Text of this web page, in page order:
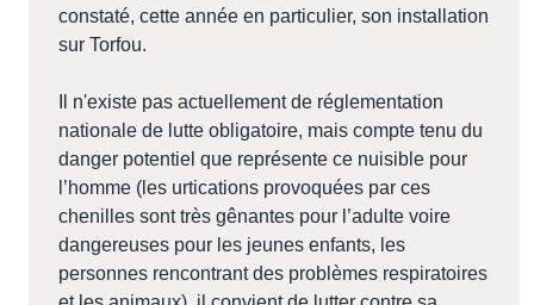
constaté, cette année en particulier, son installation
sur Torfou.
Il n'existe pas actuellement de réglementation
nationale de lutte obligatoire, mais compte tenu du
danger potentiel que représente ce nuisible pour
l’homme (les urtications provoquées par ces
chenilles sont très gênantes pour l’adulte voire
dangereuses pour les jeunes enfants, les
personnes rencontrant des problèmes respiratoires